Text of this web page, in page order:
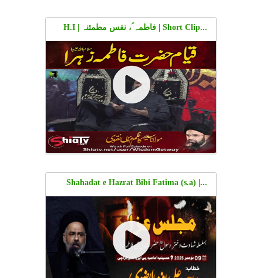
...Short Clip | فاطمہ ؑ، نفس مطمئنہ | H.I
Molana Ali Afzal Rizvi | Urdu
...Shahadat e Hazrat Bibi Fatima (s.a) |
Molana Syed Ali Afzal | Hussainia Imamia,
Hussainabad, Malir | 09 Nov 2025 | Urdu